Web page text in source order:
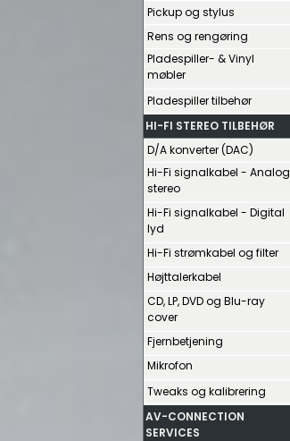
Pickup og stylus
Rens og rengøring
Pladespiller- & Vinyl
møbler
Pladespiller tilbehør
HI-FI STEREO TILBEHØR
D/A konverter (DAC)
Hi-Fi signalkabel - Analog
stereo
Hi-Fi signalkabel - Digital
lyd
Hi-Fi strømkabel og filter
Højttalerkabel
CD, LP, DVD og Blu-ray
cover
Fjernbetjening
Mikrofon
Tweaks og kalibrering
AV-CONNECTION
SERVICES